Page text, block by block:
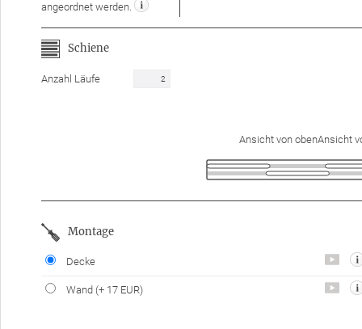
angeordnet werden.
Schiene
Anzahl Läufe
Ansicht von obenAnsicht
Montage
Decke
Wand (+ 17 EUR)